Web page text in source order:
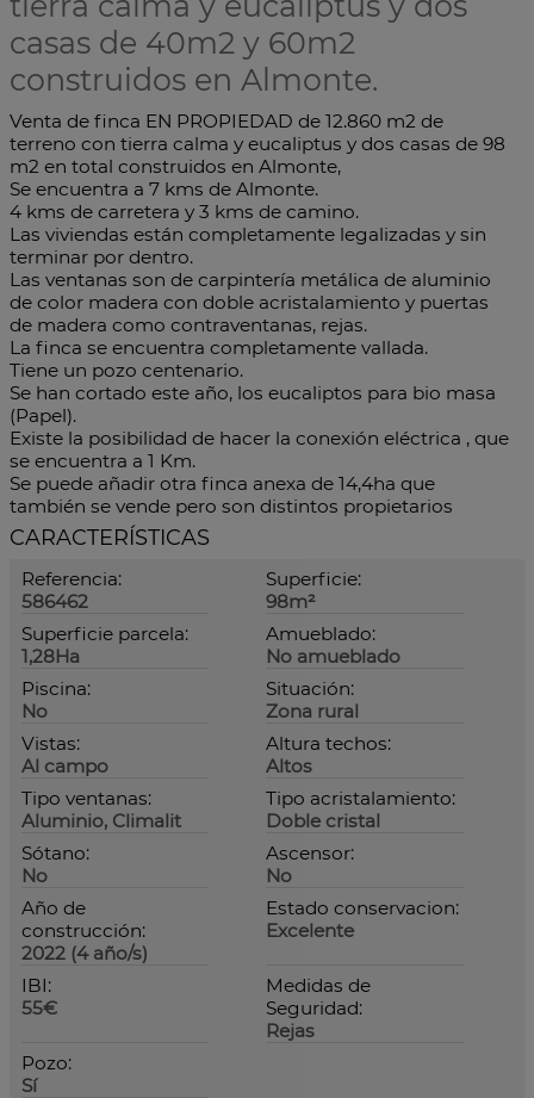
casas de 40m2 y 60m2
construidos en Almonte.
Venta de finca EN PROPIEDAD de 12.860 m2 de
terreno con tierra calma y eucaliptus y dos casas de 98
m2 en total construidos en Almonte,
Se encuentra a 7 kms de Almonte.
4 kms de carretera y 3 kms de camino.
Las viviendas están completamente legalizadas y sin
terminar por dentro.
Las ventanas son de carpintería metálica de aluminio
de color madera con doble acristalamiento y puertas
de madera como contraventanas, rejas.
La finca se encuentra completamente vallada.
Tiene un pozo centenario.
Se han cortado este año, los eucaliptos para bio masa
(Papel).
Existe la posibilidad de hacer la conexión eléctrica , que
se encuentra a 1 Km.
Se puede añadir otra finca anexa de 14,4ha que
también se vende pero son distintos propietarios
CARACTERÍSTICAS
Referencia:
586462
Superficie:
98m²
Superficie parcela:
1,28Ha
Amueblado:
No amueblado
Piscina:
No
Situación:
Zona rural
Vistas:
Al campo
Altura techos:
Altos
Tipo ventanas:
Aluminio, Climalit
Tipo acristalamiento:
Doble cristal
Sótano:
No
Ascensor:
No
Año de
construcción:
2022 (4 año/s)
Estado conservacion:
Excelente
IBI:
55€
Medidas de
Seguridad:
Rejas
Pozo:
Sí